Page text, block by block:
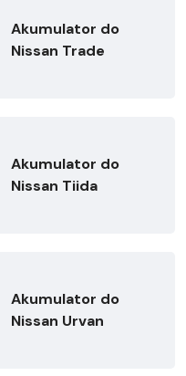
Akumulator do
Nissan Trade
Akumulator do
Nissan Tiida
Akumulator do
Nissan Urvan